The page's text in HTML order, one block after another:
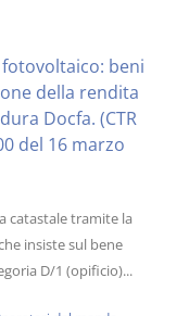
beni
della rendita
Docfa. (CTR
del 16 marzo
catastale tramite la
insiste sul bene
D/1 (opificio)...